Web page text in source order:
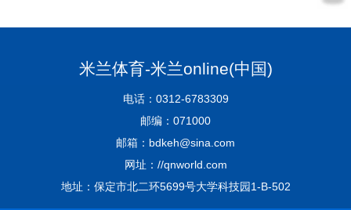
米兰体育-米兰online(中国)
电话：0312-6783309
邮编：071000
邮箱：bdkeh@sina.com
网址：//qnworld.com
地址：保定市北二环5699号大学科技园1-B-502